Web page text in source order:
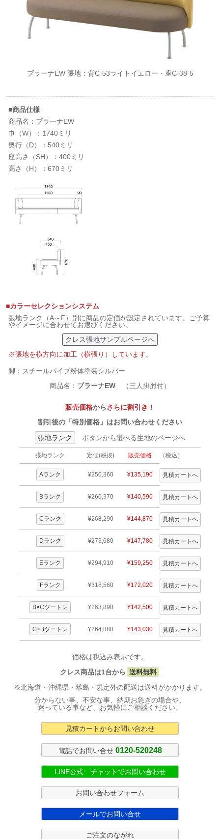
ブラーナEW 張地：背C-53ライトイエロー・座C-38-5
■商品仕様
商品名：ブラーナEW
巾（W）：1740ミリ
奥行（D）：540ミリ
座高さ（SH）：400ミリ
高さ（H）：670ミリ
■カラーセレクションシステム
張地ランク（A～F）別に商品の定価が設定されています。ご予算
やイメージに合わせてお選びください。
クレス張地サンプルページへ
※張地を横方向に加工（横張り）しています。
脚：スチールパイプ粉体塗装シルバー
商品名： ブラーナEW （三人掛肘付）
販売価格からさらに割引き！
割引後の「特別価格」はお問い合わせください
張地ランク
ボタンから選べる生地のページへ
張地ランク 定価(税抜) 販売価格 （税込）
Aランク ¥250,360 ¥135,190
Bランク ¥260,370 ¥140,590
Cランク ¥268,290 ¥144,870
Dランク ¥273,680 ¥147,780
Eランク ¥294,910 ¥159,250
Fランク ¥318,560 ¥172,020
B×Cツートン ¥263,890 ¥142,500
C×Bツートン ¥264,880 ¥143,030
価格は税込み表示です。
クレス商品は1台から 送料無料
※北海道・沖縄県・離島・規定外の配送は送料がかかります。
分からない事、不安な事、納期お急ぎの場合や、
迷っている事など、お気軽にご相談ください。
見積カートからお問い合わせ
電話でお問い合せ 0120-520248
LINE公式 チャットでお問い合わせ
お問い合わせフォーム
メールでお問い合せ
ご注文のながれ